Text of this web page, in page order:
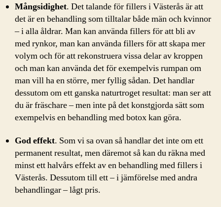
Mångsidighet. Det talande för fillers i Västerås är att
det är en behandling som tilltalar både män och kvinnor
– i alla åldrar. Man kan använda fillers för att bli av
med rynkor, man kan använda fillers för att skapa mer
volym och för att rekonstruera vissa delar av kroppen
och man kan använda det för exempelvis rumpan om
man vill ha en större, mer fyllig sådan. Det handlar
dessutom om ett ganska naturtroget resultat: man ser att
du är fräschare – men inte på det konstgjorda sätt som
exempelvis en behandling med botox kan göra.
God effekt. Som vi sa ovan så handlar det inte om ett
permanent resultat, men däremot så kan du räkna med
minst ett halvårs effekt av en behandling med fillers i
Västerås. Dessutom till ett – i jämförelse med andra
behandlingar – lågt pris.